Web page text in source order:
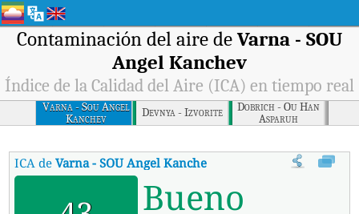
Contaminación del aire de Varna - SOU
Angel Kanchev
Índice de la Calidad del Aire (ICA) en tiempo real
Varna - Sou Angel
Kanchev
Devnya - Izvorite
Dobrich - Ou Han
Asparuh
ICA deVarna - SOU Angel Kanchev Índice de la Calidad del Aire
Bueno